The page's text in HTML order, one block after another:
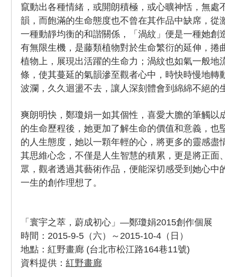
竄動出各種情緒，或開朗積極，或心曠神恬，無處
韻，而飽滿的生命態度也不曾在其作品中缺席，從
一種動靜均衡的和諧關係，「渦紋」便是一種她創
有無限生機，是藤類植物對於生命繁衍的延伸，捲
植物上，展現出活躍的生命力；渦紋也如氣一般地
條，使其蔓延的氣韻滲至觀者心中，時快時慢地轉
波瀾，久久迴盪不去，讓人深刻體會到綿綿不絕的
爽朗明快，鄭瓊娟一如其個性，喜愛大膽的筆觸以
的生命歷程後，她更加了解生命的價值和意義，也
的人生態度，她以一顆年輕的心，將更多的靈感盡
其思維心念，不僅是人生智慧的積累，更是將正面
眾，觀者透過其藝術作品，便能深切感受到她心中
一生的創作理想了。
「寰宇之萃，蔚成初心」—鄭瓊娟2015創作個展
時間：2015-9-5（六）～2015-10-4（日）
地點：紅野畫廊 (台北市松江路164巷11號)
資料提供： 紅野畫廊